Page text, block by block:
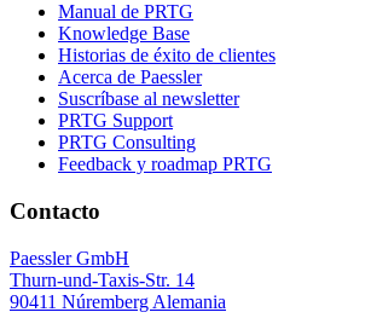
Manual de PRTG
Knowledge Base
Historias de éxito de clientes
Acerca de Paessler
Suscríbase al newsletter
PRTG Support
PRTG Consulting
Feedback y roadmap PRTG
Contacto
Paessler GmbH
Thurn-und-Taxis-Str. 14
90411 Núremberg Alemania